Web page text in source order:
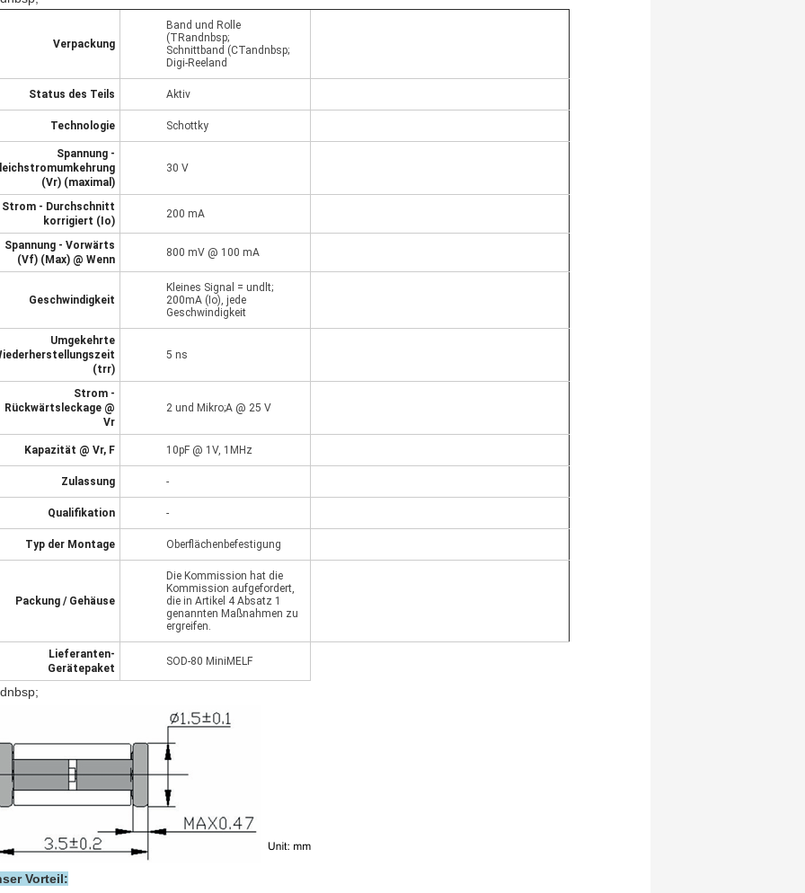
Verpackung
Band und Rolle
(TRandnbsp;
Schnittband (CTandnbsp;
Digi-Reeland
Status des Teils Aktiv
Technologie Schottky
Spannung -
(Vr) (maximal)
30 V
Strom - Durchschnitt
korrigiert (Io)
200 mA
Spannung - Vorwärts
(Vf) (Max) @ Wenn
800 mV @ 100 mA
Geschwindigkeit
Kleines Signal = undlt;
200mA (Io), jede
Geschwindigkeit
Umgekehrte
(trr)
5 ns
Strom -
Rückwärtsleckage @
Vr
2 und Mikro;A @ 25 V
Kapazität @ Vr, F 10pF @ 1V, 1MHz
Zulassung -
Qualifikation -
Typ der Montage Oberflächenbefestigung
Packung / Gehäuse
Die Kommission hat die
Kommission aufgefordert,
die in Artikel 4 Absatz 1
genannten Maßnahmen zu
ergreifen.
Lieferanten-
Gerätepaket
SOD-80 MiniMELF
Vorteil: